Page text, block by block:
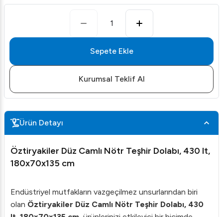
1
Sepete Ekle
Kurumsal Teklif Al
Ürün Detayı
Öztiryakiler Düz Camlı Nötr Teşhir Dolabı, 430 lt,
180x70x135 cm
Endüstriyel mutfakların vazgeçilmez unsurlarından biri
olan Öztiryakiler Düz Camlı Nötr Teşhir Dolabı, 430